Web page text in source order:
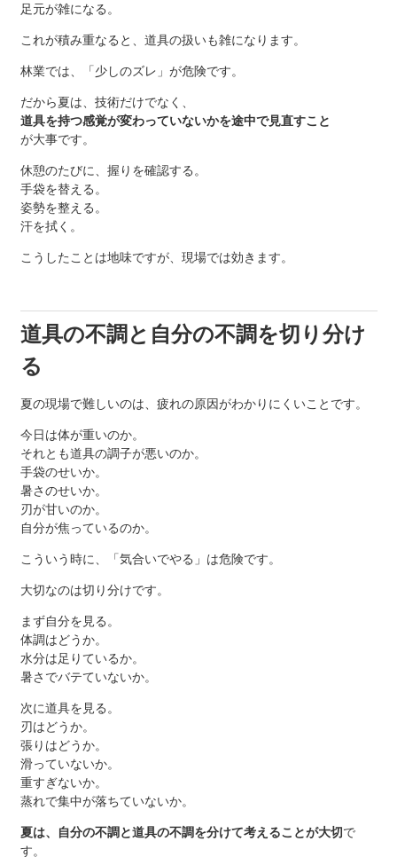
足元が雑になる。
これが積み重なると、道具の扱いも雑になります。
林業では、「少しのズレ」が危険です。
だから夏は、技術だけでなく、
道具を持つ感覚が変わっていないかを途中で見直すこと
が大事です。
休憩のたびに、握りを確認する。
手袋を替える。
姿勢を整える。
汗を拭く。
こうしたことは地味ですが、現場では効きます。
道具の不調と自分の不調を切り分け
る
夏の現場で難しいのは、疲れの原因がわかりにくいことです。
今日は体が重いのか。
それとも道具の調子が悪いのか。
手袋のせいか。
暑さのせいか。
刃が甘いのか。
自分が焦っているのか。
こういう時に、「気合いでやる」は危険です。
大切なのは切り分けです。
まず自分を見る。
体調はどうか。
水分は足りているか。
暑さでバテていないか。
次に道具を見る。
刃はどうか。
張りはどうか。
滑っていないか。
重すぎないか。
蒸れで集中が落ちていないか。
夏は、自分の不調と道具の不調を分けて考えることが大切で
す。